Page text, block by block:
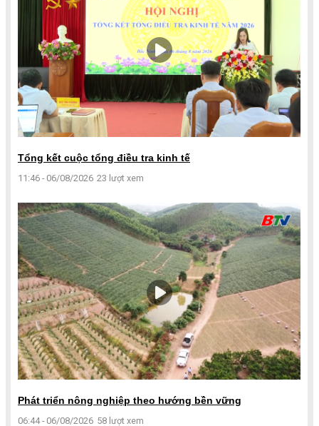
Tổng kết cuộc tổng điều tra kinh tế
11:46 - 06/08/2026 23 lượt xem
Phát triển nông nghiệp theo hướng bền vững
06:44 - 06/08/2026 58 lượt xem